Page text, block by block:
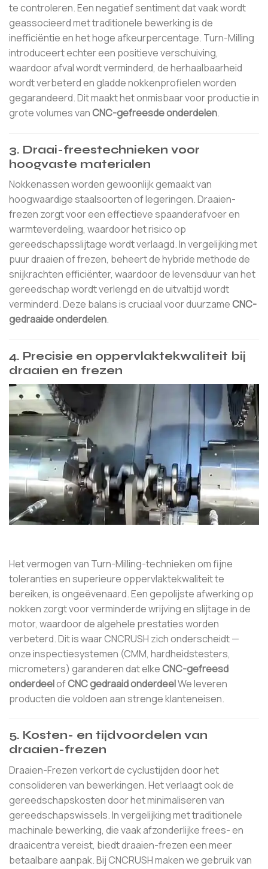
te controleren. Een negatief sentiment dat vaak wordt
geassocieerd met traditionele bewerking is de
inefficiëntie en het hoge afkeurpercentage. Turn-Milling
introduceert echter een positieve verschuiving,
waardoor afval wordt verminderd, de herhaalbaarheid
wordt verbeterd en gladde nokkenprofielen worden
gegarandeerd. Dit maakt het onmisbaar voor productie in
grote volumes vanCNC-gefreesde onderdelen.
3. Draai-freestechnieken voor
hoogvaste materialen
Nokkenassen worden gewoonlijk gemaakt van
hoogwaardige staalsoorten of legeringen. Draaien-
frezen zorgt voor een effectieve spaanderafvoer en
warmteverdeling, waardoor het risico op
gereedschapsslijtage wordt verlaagd. In vergelijking met
puur draaien of frezen, beheert de hybride methode de
snijkrachten efficiënter, waardoor de levensduur van het
gereedschap wordt verlengd en de uitvaltijd wordt
verminderd. Deze balans is cruciaal voor duurzameCNC-
gedraaide onderdelen.
4. Precisie en oppervlaktekwaliteit bij
draaien en frezen
Het vermogen van Turn-Milling-technieken om fijne
toleranties en superieure oppervlaktekwaliteit te
bereiken, is ongeëvenaard. Een gepolijste afwerking op
nokken zorgt voor verminderde wrijving en slijtage in de
motor, waardoor de algehele prestaties worden
verbeterd. Dit is waar CNCRUSH zich onderscheidt —
onze inspectiesystemen (CMM, hardheidstesters,
micrometers) garanderen dat elkeCNC-gefreesd
onderdeelofCNC gedraaid onderdeelWe leveren
producten die voldoen aan strenge klanteneisen.
5. Kosten- en tijdvoordelen van
draaien-frezen
Draaien-Frezen verkort de cyclustijden door het
consolideren van bewerkingen. Het verlaagt ook de
gereedschapskosten door het minimaliseren van
gereedschapswissels. In vergelijking met traditionele
machinale bewerking, die vaak afzonderlijke frees- en
draaicentra vereist, biedt draaien-frezen een meer
betaalbare aanpak. Bij CNCRUSH maken we gebruik van